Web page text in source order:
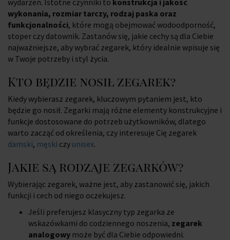
wydarzeń. Istotne czynniki to konstrukcja i jakość
wykonania, rozmiar tarczy, rodzaj paska oraz
funkcjonalności, które mogą obejmować wodoodporność,
stoper czy datownik. Zastanów się, jakie cechy są dla Ciebie
najważniejsze, aby wybrać zegarek, który idealnie wpisuje się
w Twoje potrzeby i styl życia.
Kto będzie nosił zegarek?
Kiedy wybierasz zegarek, kluczowym pytaniem jest, kto
będzie go nosił. Zegarki mają różne elementy konstrukcyjne i
funkcje dostosowane do potrzeb użytkowników, dlatego
warto zacząć od określenia, czy interesuje Cię zegarek
damski, męski czy unisex.
Jakie są rodzaje zegarków?
Wybierając zegarek, ważne jest, aby zastanowić się, jakich
funkcji i cech od niego oczekujesz.
Jeśli preferujesz klasyczny typ zegarka ze
wskazówkami do codziennego noszenia, zegarek
analogowy może być dla Ciebie odpowiedni.